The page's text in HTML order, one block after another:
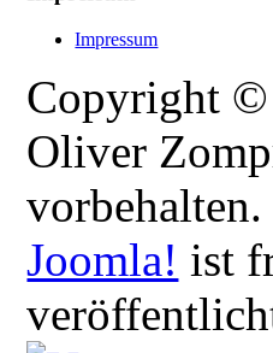
Impressum
Copyright ©
Oliver
vorbehalten.
Joomla! ist